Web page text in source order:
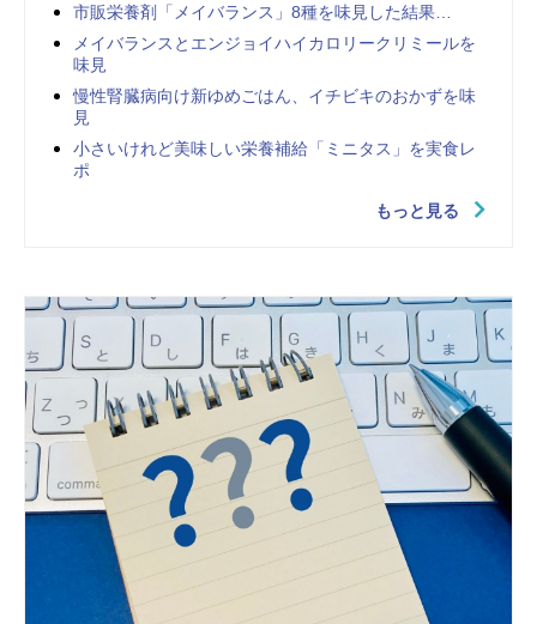
市販栄養剤「メイバランス」8種を味見した結果…
メイバランスとエンジョイハイカロリークリミールを
味見
慢性腎臓病向け新ゆめごはん、イチビキのおかずを味
見
小さいけれど美味しい栄養補給「ミニタス」を実食レ
ポ
もっと見る